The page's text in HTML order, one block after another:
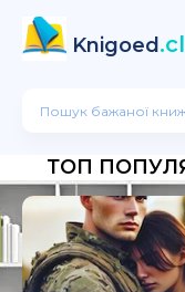
Knigoed
ТОП